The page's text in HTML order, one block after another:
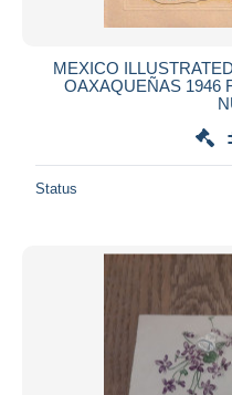
MEXICO
OAXAQUEÑAS 1946
Status